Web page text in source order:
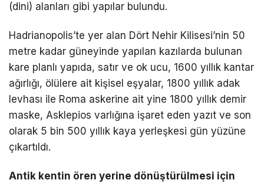
(dini) alanları gibi yapılar bulundu.
Hadrianopolis’te yer alan Dört Nehir Kilisesi’nin 50
metre kadar güneyinde yapılan kazılarda bulunan
kare planlı yapıda, satır ve ok ucu, 1600 yıllık kantar
ağırlığı, ölülere ait kişisel eşyalar, 1800 yıllık adak
levhası ile Roma askerine ait yine 1800 yıllık demir
maske, Asklepios varlığına işaret eden yazıt ve son
olarak 5 bin 500 yıllık kaya yerleşkesi gün yüzüne
çıkartıldı.
Antik kentin ören yerine dönüştürülmesi için